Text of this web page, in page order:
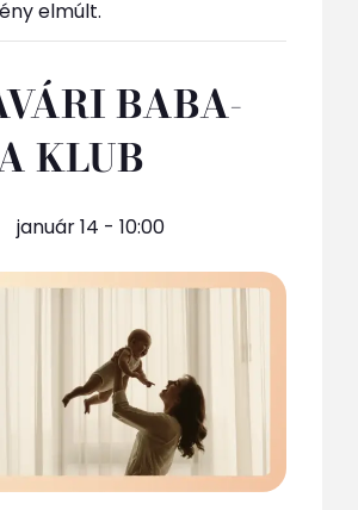
elmúlt.
BABA-
KLUB
január 14 - 10:00